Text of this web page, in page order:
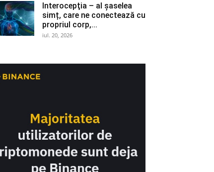
Interocepţia – al șaselea
simț, care ne conectează cu
propriul corp,...
iul. 20, 2026